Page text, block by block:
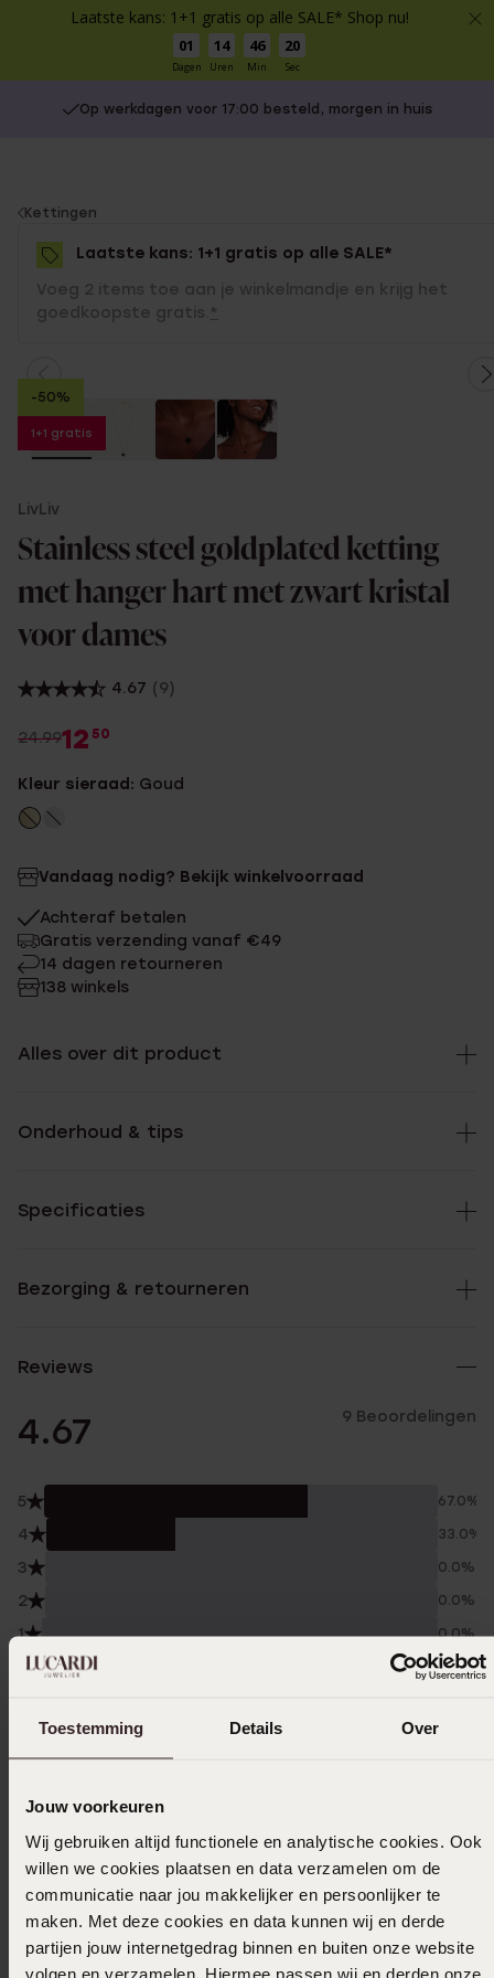
Laatste kans: 1+1 gratis op alle SALE* Shop nu!
01
Dagen
14
Uren
46
Min
20
Sec
Toestemming Details Over
Jouw voorkeuren
Wij gebruiken altijd functionele en analytische cookies. Ook
willen we cookies plaatsen en data verzamelen om de
communicatie naar jou makkelijker en persoonlijker te
maken. Met deze cookies en data kunnen wij en derde
partijen jouw internetgedrag binnen en buiten onze website
volgen en verzamelen. Hiermee passen wij en derden onze
Op werkdagen voor 17:00 besteld, morgen in huis
You
are
here:
Kettingen
Laatste kans: 1+1 gratis op alle SALE*
Voeg 2 items toe aan je winkelmandje en krijg het
goedkoopste gratis. *
-50%
1+1 gratis
LivLiv
Stainless steel goldplated ketting
met hanger hart met zwart kristal
voor dames
4.67 (9)
24.9912 50
Kleur sieraad: Goud
Vandaag nodig? Bekijk winkelvoorraad
Achteraf betalen
Gratis verzending vanaf €49
14 dagen retourneren
138 winkels
Alles over dit product
Onderhoud & tips
Specificaties
Bezorging & retourneren
Reviews
4.67 9 Beoordelingen
5 67.0%
4 33.0%
3 0.0%
2 0.0%
1 0.0%
13-11-2025 - Malasheena T.
Had ik al altijd al willen hebben .. past goed